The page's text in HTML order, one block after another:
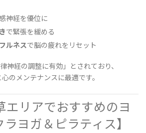
神経を優位に
で緊張を緩める
ルネスで脳の疲れをリセット
神経の調整に有効」とされており、
のメンテナンスに最適です。
エリアでおすすめのヨ
ヨガ＆ピラティス】